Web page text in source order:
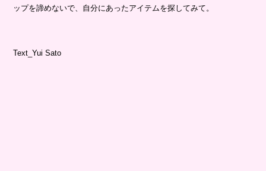
ップを諦めないで、自分にあったアイテムを探してみて。
Text_Yui Sato